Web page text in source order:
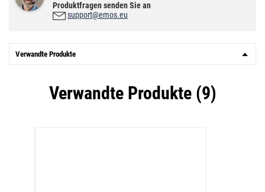
Produktfragen senden Sie an
support@emos.eu
Verwandte Produkte
Verwandte Produkte (9)